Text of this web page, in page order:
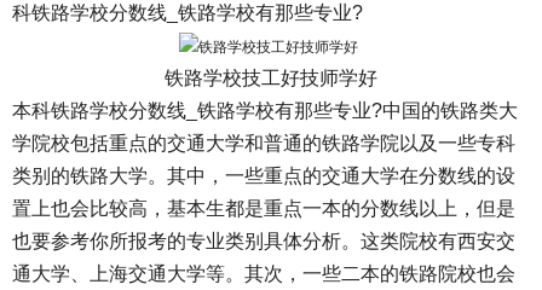
科铁路学校分数线_铁路学校有那些专业?
铁路学校技工好技师学好
本科铁路学校分数线_铁路学校有那些专业?中国的铁路类大
学院校包括重点的交通大学和普通的铁路学院以及一些专科
类别的铁路大学。其中，一些重点的交通大学在分数线的设
置上也会比较高，基本生都是重点一本的分数线以上，但是
也要参考你所报考的专业类别具体分析。这类院校有西安交
通大学、上海交通大学等。其次，一些二本的铁路院校也会